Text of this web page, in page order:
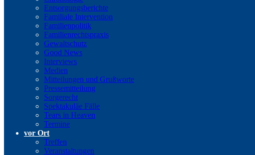
Entsorgungsberichte
Familiale Intervention
Familienpolitik
Familienrechtspraxis
Gewaltschutz
Good News
Interviews
Medien
Mitteilungen und Grußworte
Pressemitteilung
Sorgerecht
Spektakuläe Fälle
Tears in Heaven
Termine
vor Ort
Treffen
Veranstaltungen